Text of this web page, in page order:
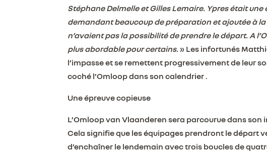
Stéphane Delmelle et Gilles Lemaire. Ypres était
demandant beaucoup de préparation et ajoutée à
n’avaient pas la possibilité de prendre le départ. A
plus abordable pour certains.» Les infortunés
l’impasse et se remettent progressivement de leur
coché l’Omloop dans son calendrier .
Une épreuve copieuse
L’Omloop van Vlaanderen sera parcourue dans
Cela signifie que les équipages prendront le départ
d’enchaîner le lendemain avec trois boucles de